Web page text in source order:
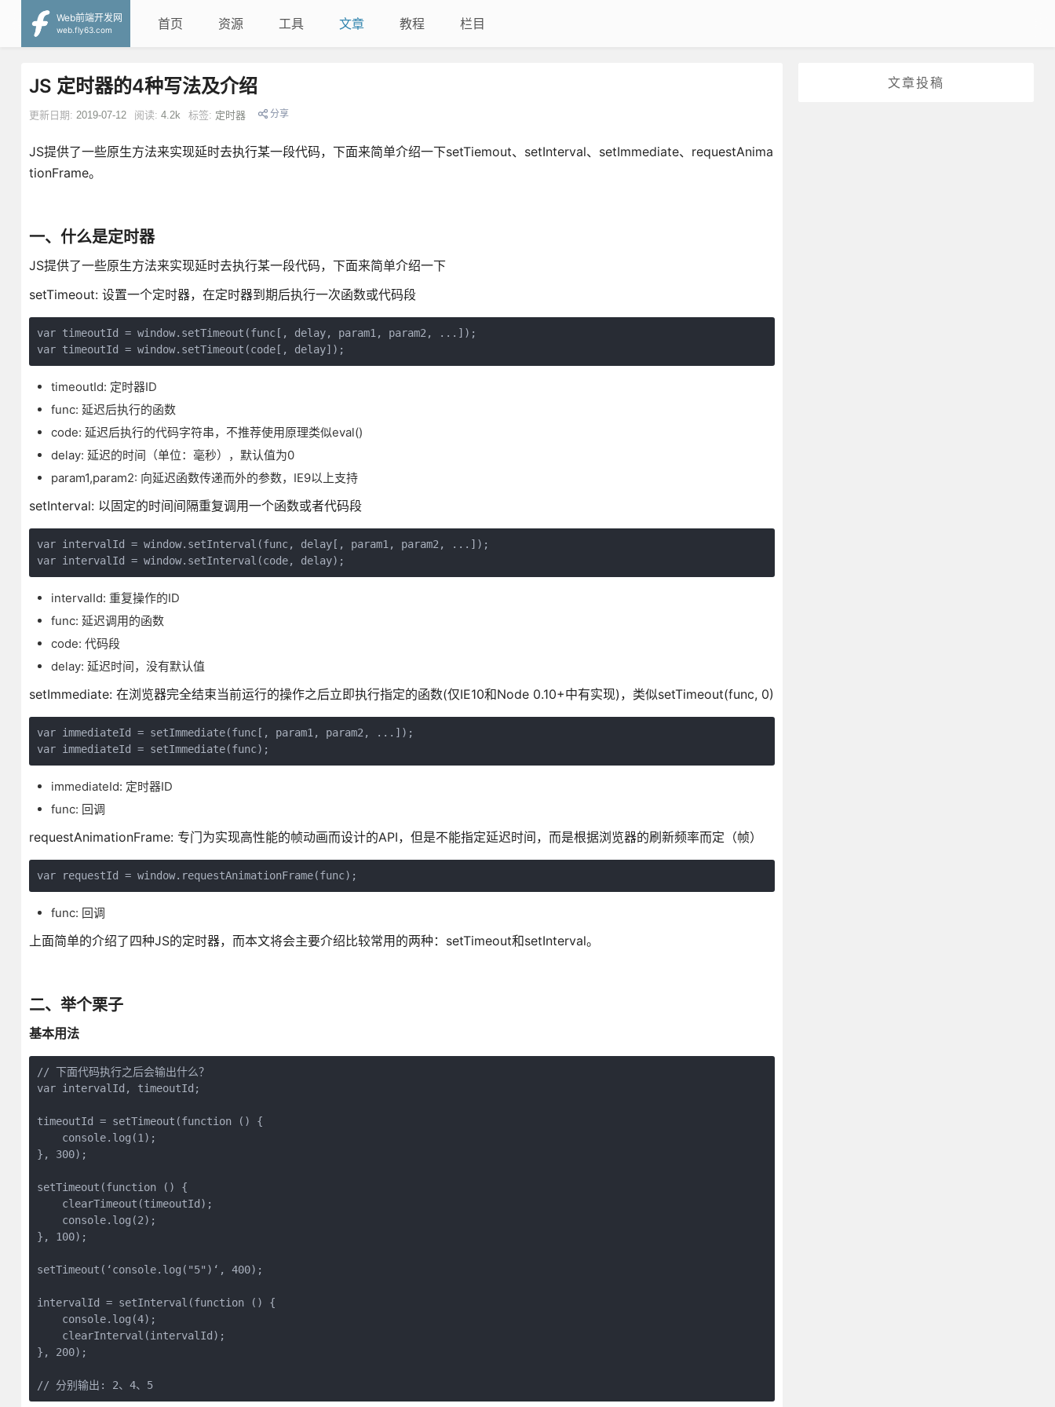
Web前端开发网
web.fly63.com
首页 资源 工具 文章 教程 栏目
文章投稿
JS 定时器的4种写法及介绍
更新日期: 2019-07-12 阅读: 4.2k 标签: 定时器 分享
JS提供了一些原生方法来实现延时去执行某一段代码，下面来简单介绍一下setTiemout、setInterval、setImmediate、requestAnima
tionFrame。
一、什么是定时器
JS提供了一些原生方法来实现延时去执行某一段代码，下面来简单介绍一下
setTimeout: 设置一个定时器，在定时器到期后执行一次函数或代码段
var timeoutId = window.setTimeout(func[, delay, param1, param2, ...]);
var timeoutId = window.setTimeout(code[, delay]);
timeoutId: 定时器ID
func: 延迟后执行的函数
code: 延迟后执行的代码字符串，不推荐使用原理类似eval()
delay: 延迟的时间（单位：毫秒），默认值为0
param1,param2: 向延迟函数传递而外的参数，IE9以上支持
setInterval: 以固定的时间间隔重复调用一个函数或者代码段
var intervalId = window.setInterval(func, delay[, param1, param2, ...]);
var intervalId = window.setInterval(code, delay);
intervalId: 重复操作的ID
func: 延迟调用的函数
code: 代码段
delay: 延迟时间，没有默认值
setImmediate: 在浏览器完全结束当前运行的操作之后立即执行指定的函数(仅IE10和Node 0.10+中有实现)，类似setTimeout(func, 0)
var immediateId = setImmediate(func[, param1, param2, ...]);
var immediateId = setImmediate(func);
immediateId: 定时器ID
func: 回调
requestAnimationFrame: 专门为实现高性能的帧动画而设计的API，但是不能指定延迟时间，而是根据浏览器的刷新频率而定（帧）
var requestId = window.requestAnimationFrame(func);
func: 回调
上面简单的介绍了四种JS的定时器，而本文将会主要介绍比较常用的两种：setTimeout和setInterval。
二、举个栗子
基本用法
// 下面代码执行之后会输出什么？
var intervalId, timeoutId;
timeoutId = setTimeout(function () {
    console.log(1);
}, 300);
setTimeout(function () {
    clearTimeout(timeoutId);
    console.log(2);
}, 100);
setTimeout(‘console.log("5")‘, 400);
intervalId = setInterval(function () {
    console.log(4);
    clearInterval(intervalId);
}, 200);
// 分别输出: 2、4、5